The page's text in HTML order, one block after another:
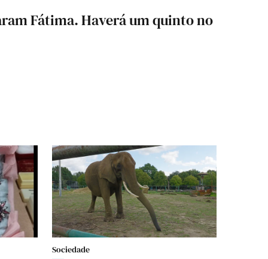
Fátima. Haverá um quinto no
Sociedade